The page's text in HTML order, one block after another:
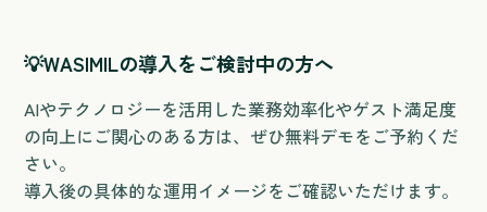
💡WASIMILの導入をご検討中の方へ
AIやテクノロジーを活用した業務効率化やゲスト満足度
の向上にご関心のある方は、ぜひ無料デモをご予約くだ
さい。
導入後の具体的な運用イメージをご確認いただけます。